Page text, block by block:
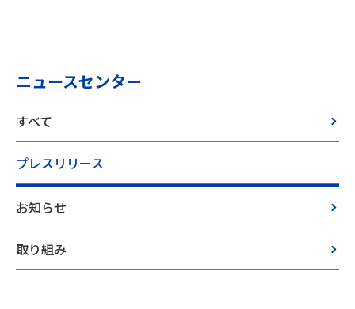
ニュースセンター
すべて
プレスリリース
お知らせ
取り組み